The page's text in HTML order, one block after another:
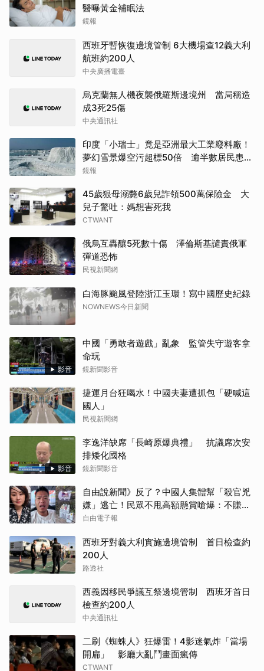
醫曝黃金補眠法
鏡報
西班牙暫恢復邊境管制 6大機場查12義大利
航班約200人
中央廣播電臺
烏克蘭無人機夜襲俄羅斯邊境州 當局稱造
成3死25傷
中央通訊社
印度「小瑞士」竟是亞洲最大工業廢料廠！
夢幻雪景爆空污超標50倍 逾半數居民患呼
吸道疾病
鏡報
45歲狠母溺斃6歲兒詐領500萬保險金 大
兒子驚吐：媽想害死我
CTWANT
俄烏互轟釀5死數十傷 澤倫斯基譴責俄軍
彈道恐怖
民視新聞網
白海豚颱風登陸浙江玉環！寫中國歷史紀錄
NOWNEWS今日新聞
影音
中國「勇敢者遊戲」亂象 監管失守遊客拿
命玩
鏡新聞影音
捷運月台狂喝水！中國夫妻遭抓包「硬喊這
國人」
民視新聞網
影音
李逸洋缺席「長崎原爆典禮」 抗議席次安
排矮化國格
鏡新聞影音
自由說新聞》反了？中國人集體幫「殺官兇
嫌」逃亡！民眾不甩高額懸賞嗆爆：不賺缺
德錢
自由電子報
西班牙對義大利實施邊境管制 首日檢查約
200人
路透社
西義因移民爭議互祭邊境管制 西班牙首日
檢查約200人
中央通訊社
二刷《蜘蛛人》狂爆雷！4影迷氣炸「當場
開扁」 影廳大亂鬥畫面瘋傳
CTWANT